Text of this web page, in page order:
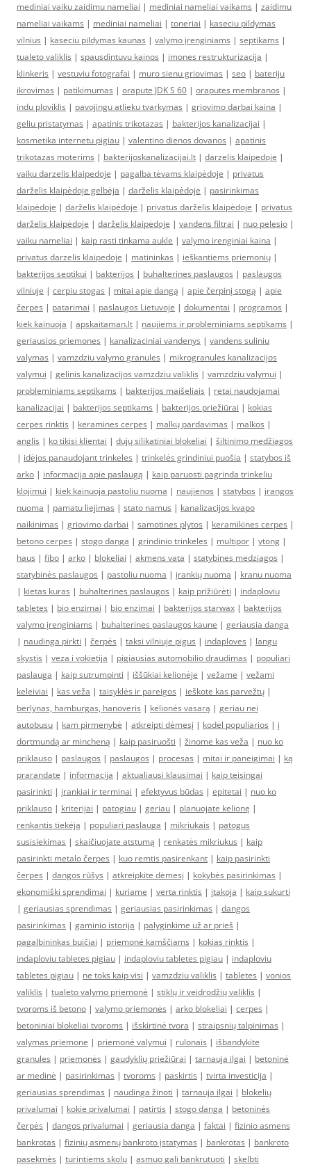
mediniai vaiku zaidimu nameliai | mediniai nameliai vaikams | zaidimu
nameliai vaikams | mediniai nameliai | toneriai | kaseciu pildymas
vilnius | kaseciu pildymas kaunas | valymo įrenginiams | septikams |
tualeto valiklis | spausdintuvu kainos | imones restrukturizacija |
klinkeris | vestuviu fotografai | muro sienu griovimas | seo | bateriju
ikrovimas | patikimumas | orapute JDK S 60 | oraputes membranos |
indu ploviklis | pavojingu atlieku tvarkymas | griovimo darbai kaina |
geliu pristatymas | apatinis trikotazas | bakterijos kanalizacijai |
kosmetika internetu pigiau | valentino dienos dovanos | apatinis
trikotazas moterims | bakterijoskanalizacijai.lt | darzelis klaipedoje |
vaiku darzelis klaipedoje | pagalba tėvams klaipėdoje | privatus
darželis klaipėdoje gelbėja | darželis klaipėdoje | pasirinkimas
klaipėdoje | darželis klaipėdoje | privatus darželis klaipėdoje | privatus
darželis klaipėdoje | darželis klaipėdoje | vandens filtrai | nuo pelesio |
vaiku nameliai | kaip rasti tinkama aukle | valymo irenginiai kaina |
privatus darzelis klaipedoje | matininkas | ieškantiems priemonių |
bakterijos septikui | bakterijos | buhalterines paslaugos | paslaugos
vilniuje | cerpiu stogas | mitai apie dangą | apie čerpinį stogą | apie
čerpes | patarimai | paslaugos Lietuvoje | dokumentai | programos |
kiek kainuoja | apskaitaman.lt | naujiems ir probleminiams septikams |
geriausios priemones | kanalizaciniai vandenys | vandens suliniu
valymas | vamzdziu valymo granules | mikrogranules kanalizacijos
valymui | gelinis kanalizacijos vamzdziu valiklis | vamzdziu valymui |
probleminiams septikams | bakterijos maišeliais | retai naudojamai
kanalizacijai | bakterijos septikams | bakterijos priežiūrai | kokias
cerpes rinktis | keramines cerpes | malkų pardavimas | malkos |
anglis | ko tikisi klientai | dujų silikatiniai blokeliai | šiltinimo medžiagos
| idėjos panaudojant trinkeles | trinkelės grindiniui puošia | statybos iš
arko | informacija apie paslaugą | kaip paruosti pagrinda trinkeliu
klojimui | kiek kainuoja pastoliu nuoma | naujienos | statybos | įrangos
nuoma | pamatu liejimas | stato namus | kanalizacijos kvapo
naikinimas | griovimo darbai | samotines plytos | keramikines cerpes |
betono cerpes | stogo danga | grindinio trinkeles | multipor | ytong |
haus | fibo | arko | blokeliai | akmens vata | statybines medziagos |
statybinės paslaugos | pastoliu nuoma | įrankių nuoma | kranu nuoma
| kietas kuras | buhalterines paslaugos | kaip prižiūrėti | indaploviu
tabletes | bio enzimai | bio enzimai | bakterijos starwax | bakterijos
valymo įrenginiams | buhalterines paslaugos kaune | geriausia danga
| naudinga pirkti | čerpės | taksi vilniuje pigus | indaploves | langu
skystis | veza i vokietija | pigiausias automobilio draudimas | populiari
paslauga | kaip sutrumpinti | iššūkiai kelionėje | vežame | vežami
keleiviai | kas veža | taisyklės ir pareigos | ieškote kas parvežtų |
berlynas, hamburgas, hanoveris | kelionės vasarą | geriau nei
autobusu | kam pirmenybė | atkreipti dėmesį | kodėl populiarios | į
dortmundą ar mincheną | kaip pasiruošti | žinome kas veža | nuo ko
priklauso | paslaugos | paslaugos | procesas | mitai ir paneigimai | ką
prarandate | informacija | aktualiausi klausimai | kaip teisingai
pasirinkti | įrankiai ir terminai | efektyvus būdas | epitetai | nuo ko
priklauso | kriterijai | patogiau | geriau | planuojate kelionę |
renkantis tiekėją | populiari paslauga | mikriukais | patogus
susisiekimas | skaičiuojate atstumą | renkatės mikriukus | kaip
pasirinkti metalo čerpes | kuo remtis pasirenkant | kaip pasirinkti
čerpes | dangos rūšys | atkreipkite dėmesį | kokybės pasirinkimas |
ekonomiški sprendimai | kuriame | verta rinktis | įtakoja | kaip sukurti
| geriausias sprendimas | geriausias pasirinkimas | dangos
pasirinkimas | gaminio istorija | palyginkime už ar prieš |
pagalbininkas buičiai | priemonė kamščiams | kokias rinktis |
indaploviu tabletes pigiau | indaploviu tabletes pigiau | indaploviu
tabletes pigiau | ne toks kaip visi | vamzdziu valiklis | tabletes | vonios
valiklis | tualeto valymo priemonė | stiklų ir veidrodžių valiklis |
tvoroms iš betono | valymo priemonės | arko blokeliai | cerpes |
betoniniai blokeliai tvoroms | išskirtinė tvora | straipsnių talpinimas |
valymas priemone | priemonė valymui | rulonais | išbandykite
granules | priemonės | gaudyklių priežiūrai | tarnauja ilgai | betoninė
ar medinė | pasirinkimas | tvoroms | paskirtis | tvirta investicija |
geriausias sprendimas | naudinga žinoti | tarnauja ilgai | blokelių
privalumai | kokie privalumai | patirtis | stogo danga | betoninės
čerpės | dangos privalumai | geriausia danga | faktai | fizinio asmens
bankrotas | fizinių asmenų bankroto įstatymas | bankrotas | bankroto
pasekmės | turintiems skolų | asmuo gali bankrutuoti | skelbti